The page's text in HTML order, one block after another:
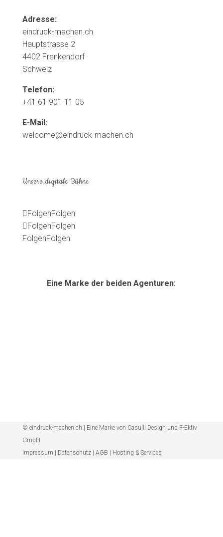
Adresse:
eindruck-machen.ch
Hauptstrasse 2
4402 Frenkendorf
Schweiz
Telefon:
+41 61 901 11 05
E-Mail:
welcome@eindruck-machen.ch
Unsere digitale Bühne
FolgenFolgen
FolgenFolgen
FolgenFolgen
Eine Marke der beiden Agenturen:
© eindruck-machen.ch | Eine Marke von Casulli Design und F-Ektiv
GmbH
Impressum
Datenschutz| AGB Hosting & Services